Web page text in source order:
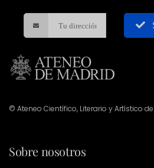
© Ateneo Científico, Literario y Artístico
Sobre nosotros